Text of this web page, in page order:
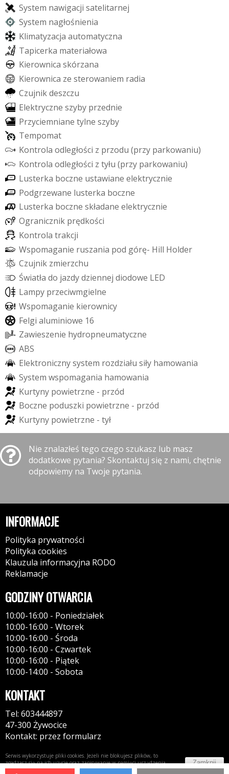
System nawigacji satelitarnej
System nagłośnienia
Klimatyzacja automatyczna
Tapicerka materiałowa
Kierownica skórzana
Kierownica ze sterowaniem radia
Czujnikdeszczu
Elektryczne szyby przednie
Przyciemniane tylne szyby
Tempomat
Kontrola odległości z przodu (przy parkowaniu)
Kontrola odległości z tyłu (przy parkowaniu)
Lusterka boczne ustawiane elektrycznie
Podgrzewane lusterka boczne
Lusterka boczne składane elektrycznie
Ogranicznik prędkości
Kontrola trakcji
Wspomaganie ruszania pod górę- Hill Holder
Czujnik zmierzchu
Światła do jazdydziennej diodowe LED
Lampy przeciwmgielne
Wspomaganie kierownicy
Felgi aluminiowe 16
Zawieszenie hydropneumatyczne
ABS
Elektronicznysystem rozdziału siły hamowania
System wspomagania hamowania
Kurtyny powietrzne - przód
Boczne poduszki powietrzne - przód
Kurtyny powietrzne - tył
Nie znalazłeś tego czego szukasz lub masz
dodatkowe pytania? Skontaktuj się z nami, chętnie
odpowiemy na Twoje pytania.
INFORMACJE
Polityka prywatności
Polityka cookies
Klauzula informacyjna RODO
Reklamacje
GODZINY OTWARCIA
10:00-16:00 - Poniedziałek
10:00-16:00 - Wtorek
10:00-16:00 - Środa
10:00-16:00 - Czwartek
10:00-16:00 - Piątek
10:00-14:00 - Sobota
KONTAKT
Tel: 603444897
47-300 Żywocice
Kontakt: przez formularz
Serwis wykorzystuje pliki cookies. Jeżeli nie blokujesz plików, to
zgadzasz się na ich użycie oraz zapisywanie w pamięci urządzenia.
Więcej informacji wpolityce prywatności
Zamknij